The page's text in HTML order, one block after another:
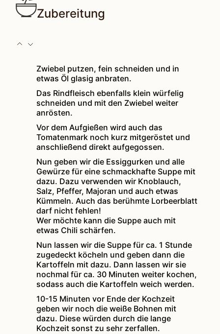
Zubereitung
Zwiebel putzen, fein schneiden und in
etwas Öl glasig anbraten.
Das Rindfleisch ebenfalls klein würfelig
schneiden und mit den Zwiebel weiter
anrösten.
Vor dem Aufgießen wird auch das
Tomatenmark noch kurz mitgeröstet und
anschließend direkt aufgegossen.
Nun geben wir die Essiggurken und alle
Gewürze für eine schmackhafte Suppe mit
dazu. Dazu verwenden wir Knoblauch,
Salz, Pfeffer, Majoran und auch etwas
Kümmeln. Auch das berühmte Lorbeerblatt
darf nicht fehlen!
Wer möchte kann die Suppe auch mit
etwas Chili schärfen.
Nun lassen wir die Suppe für ca. 1 Stunde
zugedeckt köcheln und geben dann die
Kartoffeln mit dazu. Dann lassen wir sie
nochmal für ca. 30 Minuten weiter kochen,
sodass auch die Kartoffeln weich werden.
10-15 Minuten vor Ende der Kochzeit
geben wir noch die weiße Bohnen mit
dazu. Diese würden durch die lange
Kochzeit sonst zu sehr zerfallen.